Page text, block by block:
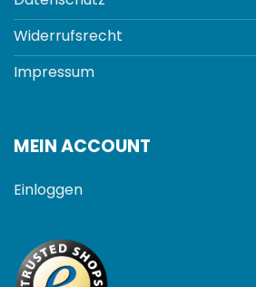
Widerrufsrecht
Impressum
MEIN ACCOUNT
Einloggen